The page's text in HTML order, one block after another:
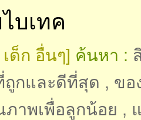
บเทค
ด็ก อื่นๆ] ค้นหา :
ถูกและดีที่สุด , ขอ
าพเพื่อลูกน้อย ,